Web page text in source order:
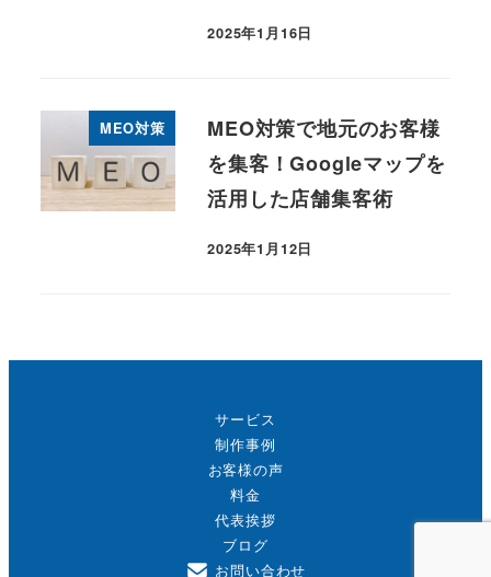
投稿日
2025年1月16日
MEO対策
MEO対策で地元のお客様
を集客！Googleマップを
活用した店舗集客術
投稿日
2025年1月12日
サービス
制作事例
お客様の声
料金
代表挨拶
ブログ
お問い合わせ